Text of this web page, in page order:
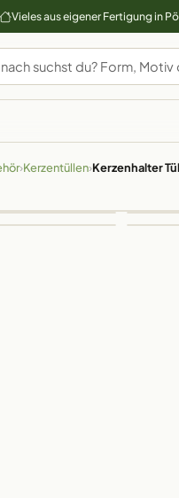
Vieles aus eigener Fertigung in
›Kerzentüllen›Kerzenhalter